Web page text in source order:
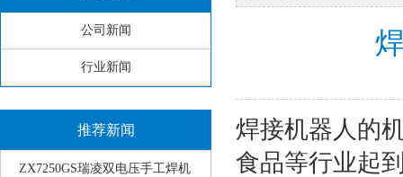
公司新闻
行业新闻
推荐新闻
ZX7250GS瑞凌双电压手工焊机
焊接机器人的
食品等行业起